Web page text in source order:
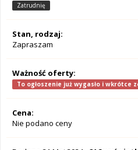
Zatrudnię
Stan, rodzaj:
Zapraszam
Ważność oferty:
To ogłoszenie już wygasło i wkrótce
Cena:
Nie podano ceny